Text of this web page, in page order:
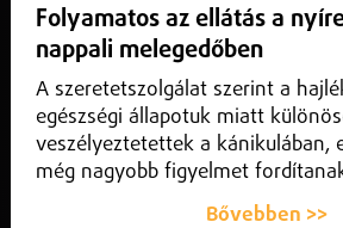
Folyamatos az ellátás a
nappali melegedőben
A szeretetszolgálat szerint a
egészségi állapotuk miatt
veszélyeztetettek a kánikulában,
még nagyobb figyelmet
Bővebben >>